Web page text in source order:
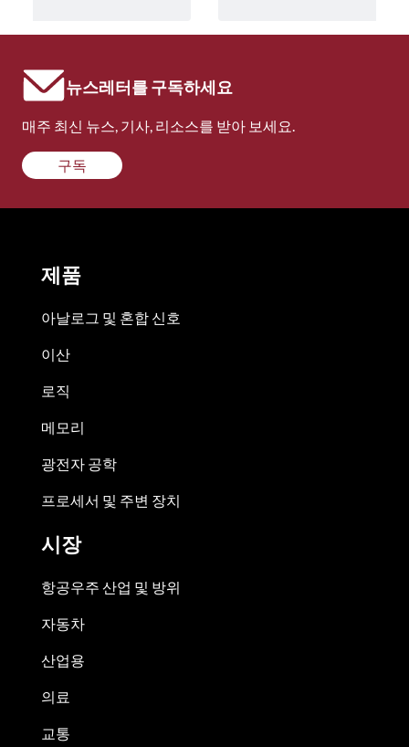
뉴스레터를 구독하세요
매주 최신 뉴스, 기사, 리소스를 받아 보세요.
구독
제품
아날로그 및 혼합 신호
이산
로직
메모리
광전자 공학
프로세서 및 주변 장치
시장
항공우주 산업 및 방위
자동차
산업용
의료
교통